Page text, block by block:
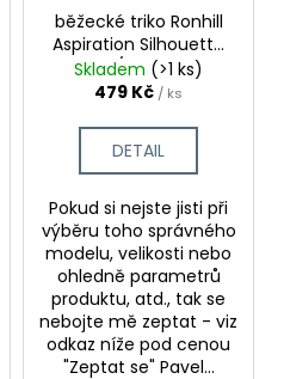
běžecké triko Ronhill
Aspiration Silhouette
S/S Tee
Skladem (>1 ks)
479 Kč / ks
DETAIL
Pokud si nejste jisti při
výběru toho správného
modelu, velikosti nebo
ohledně parametrů
produktu, atd., tak se
nebojte mě zeptat - viz
odkaz níže pod cenou
"Zeptat se" Pavel...